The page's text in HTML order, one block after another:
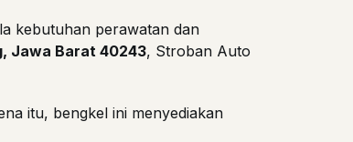
kebutuhan perawatan dan
Jawa Barat 40243, Stroban Auto
itu, bengkel ini menyediakan